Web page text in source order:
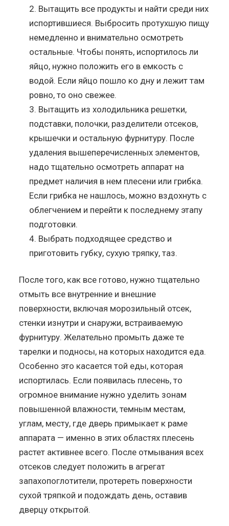
Вытащить все продукты и найти среди них
испортившиеся. Выбросить протухшую пищу
немедленно и внимательно осмотреть
остальные. Чтобы понять, испортилось ли
яйцо, нужно положить его в емкость с
водой. Если яйцо пошло ко дну и лежит там
ровно, то оно свежее.
Вытащить из холодильника решетки,
подставки, полочки, разделители отсеков,
крышечки и остальную фурнитуру. После
удаления вышеперечисленных элементов,
надо тщательно осмотреть аппарат на
предмет наличия в нем плесени или грибка.
Если грибка не нашлось, можно вздохнуть с
облегчением и перейти к последнему этапу
подготовки.
Выбрать подходящее средство и
приготовить губку, сухую тряпку, таз.
После того, как все готово, нужно тщательно
отмыть все внутренние и внешние
поверхности, включая морозильный отсек,
стенки изнутри и снаружи, встраиваемую
фурнитуру. Желательно промыть даже те
тарелки и подносы, на которых находится еда.
Особенно это касается той еды, которая
испортилась. Если появилась плесень, то
огромное внимание нужно уделить зонам
повышенной влажности, темным местам,
углам, месту, где дверь примыкает к раме
аппарата — именно в этих областях плесень
растет активнее всего. После отмывания всех
отсеков следует положить в агрегат
запахопоглотители, протереть поверхности
сухой тряпкой и подождать день, оставив
дверцу открытой.